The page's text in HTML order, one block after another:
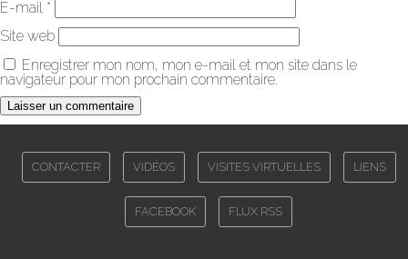
E-mail *
Site web
Enregistrer mon nom, mon e-mail et mon site dans le
navigateur pour mon prochain commentaire.
CONTACTER VIDÉOS VISITES VIRTUELLES LIENS
FACEBOOK FLUX RSS